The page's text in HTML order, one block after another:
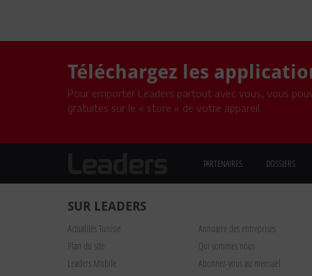
Téléchargez les
Pour emporter Leaders partout avec vous, vous
gratuites sur le « store » de votre appareil.
PARTENAIRES DOSSIERS
SUR LEADERS
Actualités Tunisie Annuaire des entreprises
Plan du site
Qui sommes nous
Leaders Mobile
Abonnez-vous au mensuel